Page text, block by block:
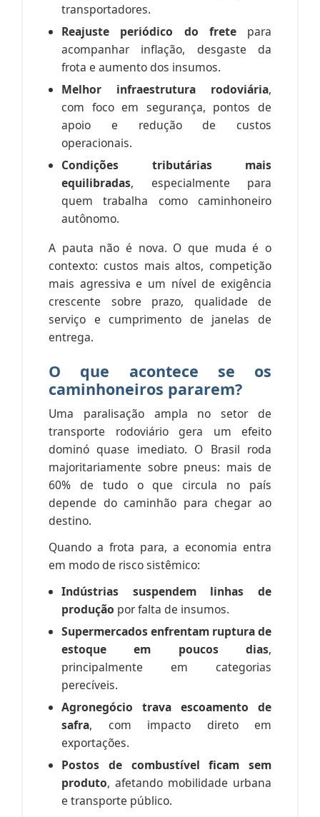
transportadores.
Reajuste periódico do fretepara
acompanhar inflação, desgaste da
frota e aumento dos insumos.
Melhor infraestrutura rodoviária,
com foco em segurança, pontos de
apoio e redução de custos
operacionais.
Condições tributárias mais
equilibradas, especialmente para
quem trabalha como caminhoneiro
autônomo.
A pauta não é nova. O que muda é o
contexto: custos mais altos, competição
mais agressiva e um nível de exigência
crescente sobre prazo, qualidade de
serviço e cumprimento de janelas de
entrega.
O que acontece se os
caminhoneiros pararem?
Uma paralisação ampla no setor de
transporte rodoviário gera um efeito
dominó quase imediato. O Brasil roda
majoritariamente sobre pneus: mais de
60% de tudo o que circula no país
depende do caminhão para chegar ao
destino.
Quando a frota para, a economia entra
em modo de risco sistêmico:
Indústrias suspendem linhas de
produção por falta de insumos.
Supermercados enfrentam ruptura de
estoque em poucos dias,
principalmente em categorias
perecíveis.
Agronegócio trava escoamento de
safra, com impacto direto em
exportações.
Postos de combustível ficam sem
produto, afetando mobilidade urbana
e transporte público.